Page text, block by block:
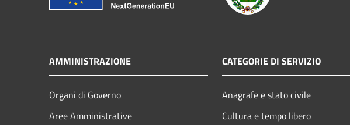
AMMINISTRAZIONE
Organi di Governo
Aree Amministrative
CATEGORIE DI SERVIZIO
Anagrafe e stato civile
Cultura e tempo libero